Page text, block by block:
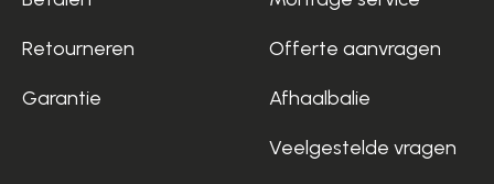
Retourneren
Garantie
Offerte aanvragen
Afhaalbalie
Veelgestelde vragen